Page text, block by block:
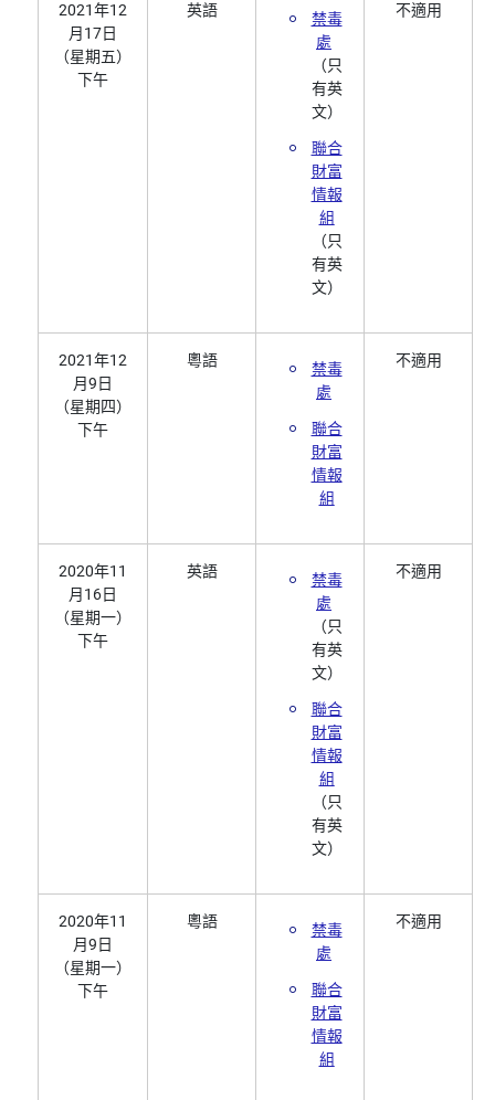
2021年12
月17日
（星期五）
下午
英語
禁毒
處
（只
有英
文）
聯合
財富
情報
組
（只
有英
文）
不適用
2021年12
月9日
（星期四）
下午
粵語
禁毒
處
聯合
財富
情報
組
不適用
2020年11
月16日
（星期一）
下午
英語
禁毒
處
（只
有英
文）
聯合
財富
情報
組
（只
有英
文）
不適用
2020年11
月9日
（星期一）
下午
粵語
禁毒
處
聯合
財富
情報
組
不適用